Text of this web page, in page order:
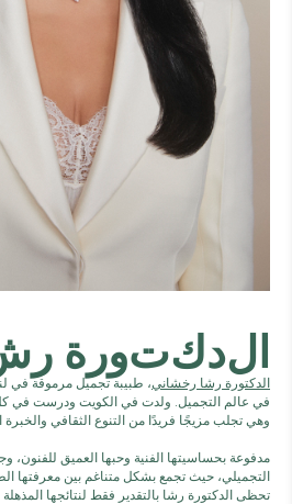
الدكتور ة ر
الدكتورة رشا رخشاني، طبيبة تجميل مرموقة في
في عالم التجميل. ولدت في الكويت ودرست في كل
وهي تجلب مزيجًا فريدًا من التنوع الثقافي والخبرة
مدفوعة بحساسيتها الفنية وحبها العميق
التجميلي، حيث تجمع بشكل متناغم بين معرفتها
تحظى الدكتورة رشا بالتقدير فقط لنتائجها